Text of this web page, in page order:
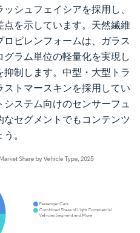
シュフェイシアを採用し、
を示しています。天然繊維
ピレンフォームは、ガラス
ラム単位の軽量化を実現し
制します。中型・大型トラ
トマースキンを採用してい
ステム向けのセンサーフュ
セグメントでもコンテンツ
。